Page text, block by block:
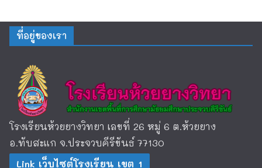
ที่อยู่ของเรา
โรงเรียนห้วยยางวิทยา เลขที่ 26 หมู่ 6 ต.ห้วยยาง
อ.ทับสะแก จ.ประจวบคีรีขันธ์ 77130
Link เว็บไซต์โรงเรียน เขต 1